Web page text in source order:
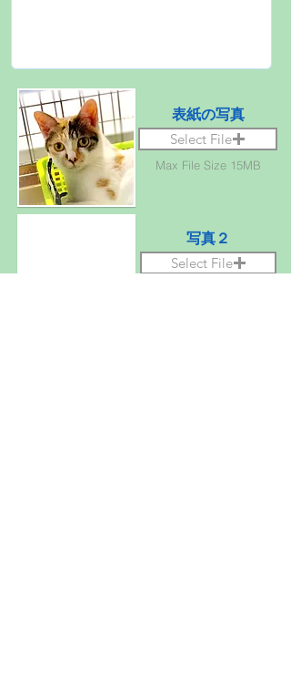
表紙の写真
Select File
Max File Size 15MB
写真２
Select File